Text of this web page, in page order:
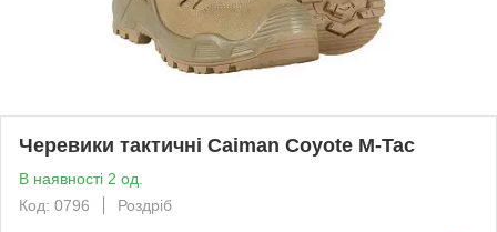
Черевики тактичні Caiman Coyote M-Tac
В наявності 2 од.
Код: 0796
Роздріб